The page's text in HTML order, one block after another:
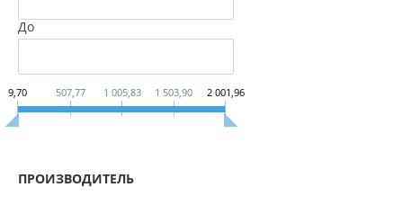
До
9,70 507,77 1 005,83 1 503,90 2 001,96
ПРОИЗВОДИТЕЛЬ